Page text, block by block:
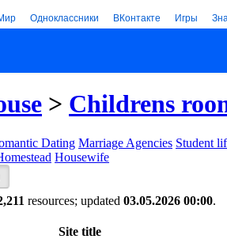
Одноклассники ВКонтакте Игры
> Childrens
Dating Marriage Agencies Student
Housewife
resources; updated 03.05.2026 00:00.
Site title